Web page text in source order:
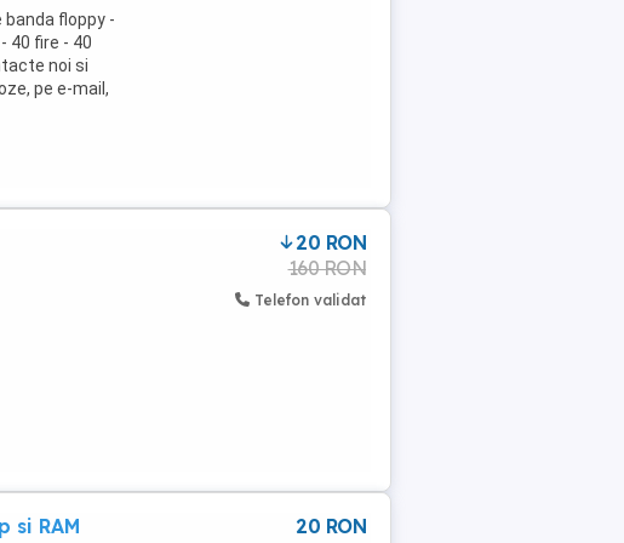
banda floppy -
40 fire - 40
noi si
pe e-mail,
20 RON
160 RON
Telefon validat
si RAM
20 RON